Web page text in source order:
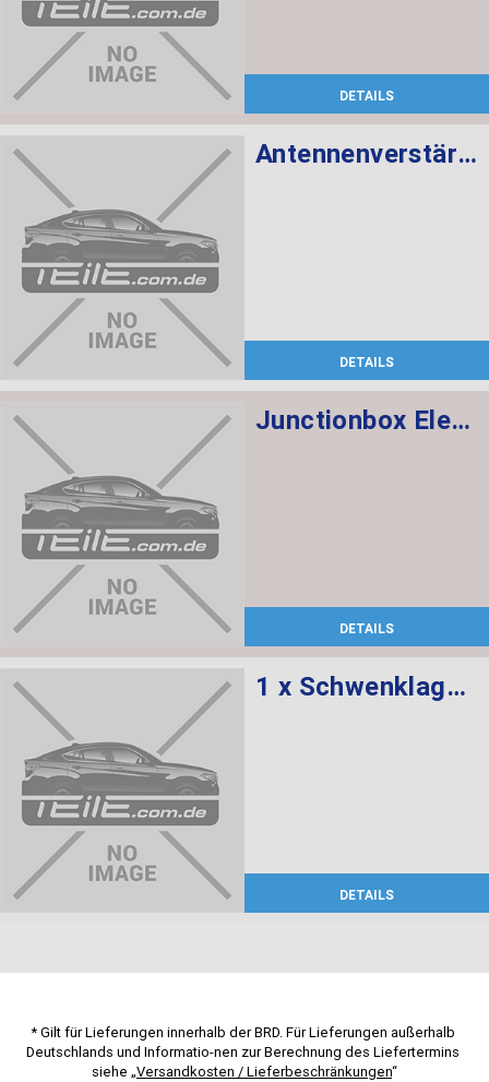
DETAILS
Antennenverstärker Diversity 868 MHZ
DETAILS
Junctionbox Elektronik 3
DETAILS
1 x Schwenklager rechts, 1 x Radnabe mit Lager vorne
DETAILS
* Gilt für Lieferungen innerhalb der BRD. Für Lieferungen außerhalb
Deutschlands und Informatio-nen zur Berechnung des Liefertermins
siehe „Versandkosten / Lieferbeschränkungen“